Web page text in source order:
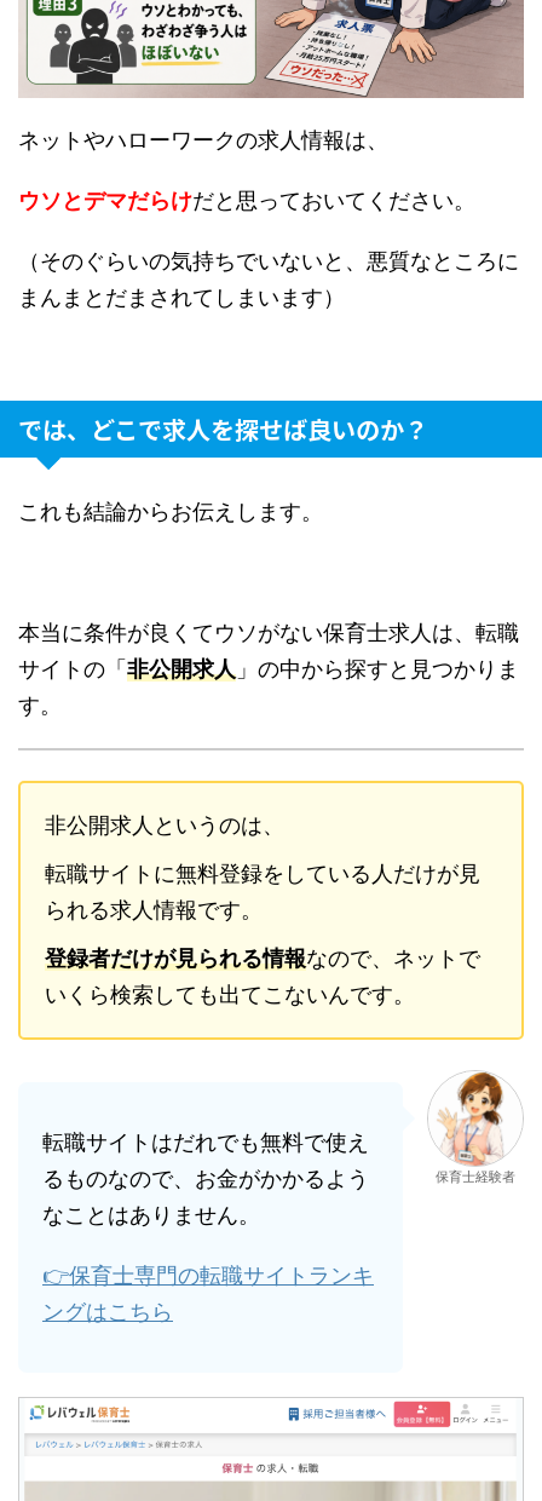
ネットやハローワークの求人情報は、
ウソとデマだらけだと思っておいてください。
（そのぐらいの気持ちでいないと、悪質なところに
まんまとだまされてしまいます）
では、どこで求人を探せば良いのか？
これも結論からお伝えします。
本当に条件が良くてウソがない保育士求人は、転職
サイトの「 非公開求人 」の中から探すと見つかりま
す。
非公開求人というのは、
転職サイトに無料登録をしている人だけが見
られる求人情報です。
登録者だけが見られる情報なので、ネットで
いくら検索しても出てこないんです。
転職サイトはだれでも無料で使え
るものなので、お金がかかるよう
なことはありません。
👉保育士専門の転職サイトランキ
ングはこちら
保育士経験者